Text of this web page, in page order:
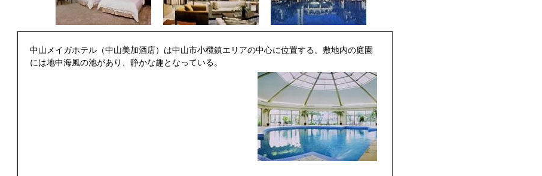
中山メイガホテル（中山美加酒店）は中山市小欖鎮エリアの中心に位置する。敷地内の庭園
には地中海風の池があり、静かな趣となっている。